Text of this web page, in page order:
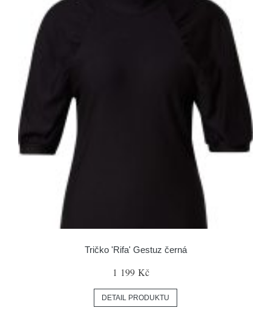
Tričko 'Rifa' Gestuz černá
1 199 Kč
DETAIL PRODUKTU